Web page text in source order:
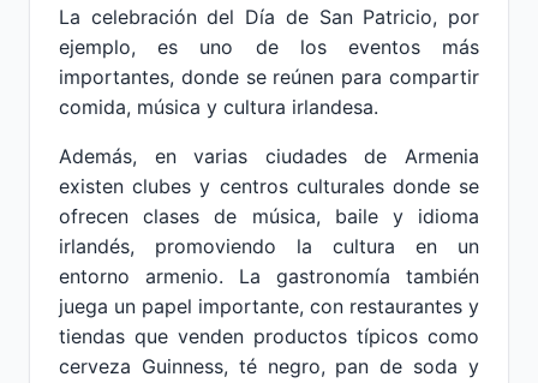
La celebración del Día de San Patricio, por
ejemplo, es uno de los eventos más
importantes, donde se reúnen para compartir
comida, música y cultura irlandesa.
Además, en varias ciudades de Armenia
existen clubes y centros culturales donde se
ofrecen clases de música, baile y idioma
irlandés, promoviendo la cultura en un
entorno armenio. La gastronomía también
juega un papel importante, con restaurantes y
tiendas que venden productos típicos como
cerveza Guinness, té negro, pan de soda y